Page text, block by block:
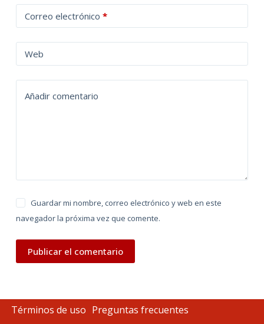
Correo electrónico *
Web
Añadir comentario
Guardar mi nombre, correo electrónico y web en este
navegador la próxima vez que comente.
Publicar el comentario
t
a
t
Términos de uso Preguntas frecuentes